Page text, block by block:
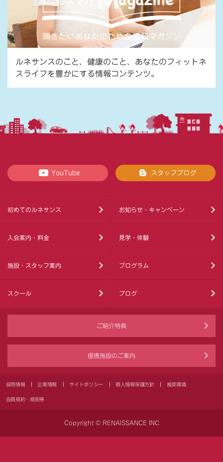
ルネサンスのこと、健康のこと、あなたのフィットネ
スライフを豊かにする情報コンテンツ。
YouTube スタッフブログ
初めてのルネサンス お知らせ・キャンペーン
入会案内・料金 見学・体験
施設・スタッフ案内 プログラム
スクール ブログ
ご紹介特典
提携施設のご案内
採用情報 企業情報 サイトポリシー 個人情報保護方針 推奨環境
会員規約・規則等
Copyright © RENAISSANCE INC